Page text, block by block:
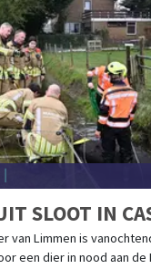
SLOOT IN
van Limmen is
een dier in nood aan de